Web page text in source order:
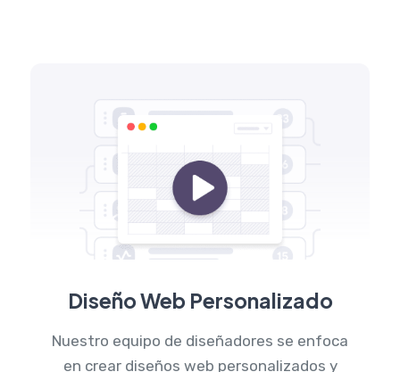
Diseño Web Personalizado
Nuestro equipo de diseñadores se enfoca
en crear diseños web personalizados y